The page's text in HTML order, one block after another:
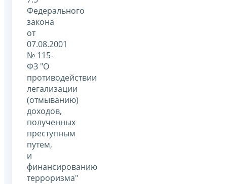
Федерального
закона
от
07.08.2001
№ 115-
ФЗ "О
противодействии
легализации
(отмыванию)
доходов,
полученных
преступным
путем,
и
финансированию
терроризма"